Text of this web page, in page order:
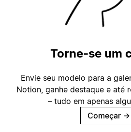
Torne-se um
Envie seu modelo para a
Notion, ganhe destaque e até
– tudo em apenas
Começar →